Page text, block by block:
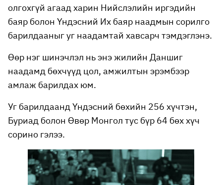
олгохгүй агаад харин Нийслэлийн иргэдийн
баяр болон Үндэсний Их баяр наадмын сорилго
барилдааныг уг наадамтай хавсарч тэмдэглэнэ.
Өөр нэг шинэчлэл нь энэ жилийн Даншиг
наадамд бөхчүүд цол, амжилтын эрэмбээр
амлаж барилдах юм.
Уг барилдаандҮндэсний бөхийн 256 хүчтэн,
Буриад болон Өвөр Монгол тус бүр 64 бөх хүч
сорино гэлээ.